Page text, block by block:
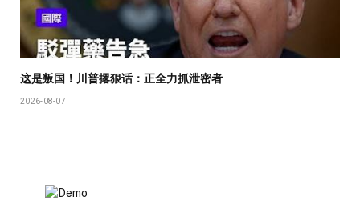
这是叛国！川普撂狠话：正全力抓泄密者
2026-08-07